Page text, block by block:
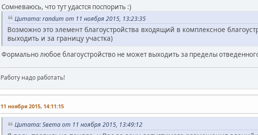
Сомневаюсь, что тут удастся поспорить :)
Цитата: randum от 11 ноября 2015, 13:23:35
Возможно это элемент благоустройства входящий в комплексное
выходить и за границу участка)
Формально любое благоустройство не может выходить за пределы
Работу надо работать!
11 ноября 2015, 14:11:15
Цитата: Sвета от 11 ноября 2015, 13:49:12